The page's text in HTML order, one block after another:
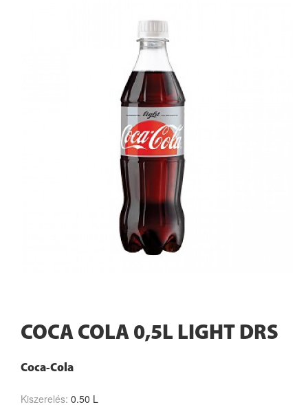
COCA COLA 0,5L LIGHT DRS
Coca-Cola
Kiszerelés: 0.50 L